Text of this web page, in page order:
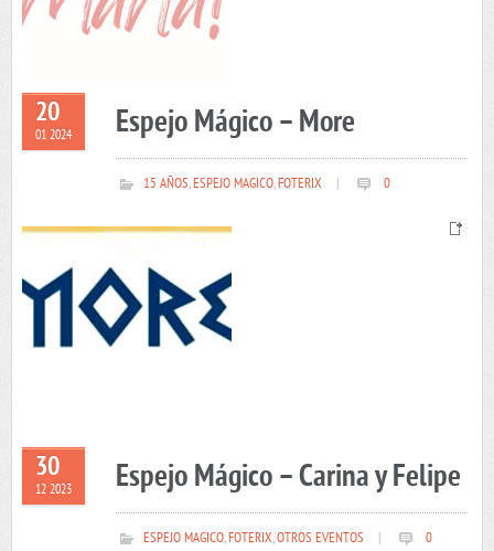
20
01 2024 Espejo Mágico – More
15 AÑOS,ESPEJO MAGICO,FOTERIX 0
30
12 2023 Espejo Mágico – Carina y Felipe
ESPEJO MAGICO,FOTERIX,OTROS EVENTOS 0